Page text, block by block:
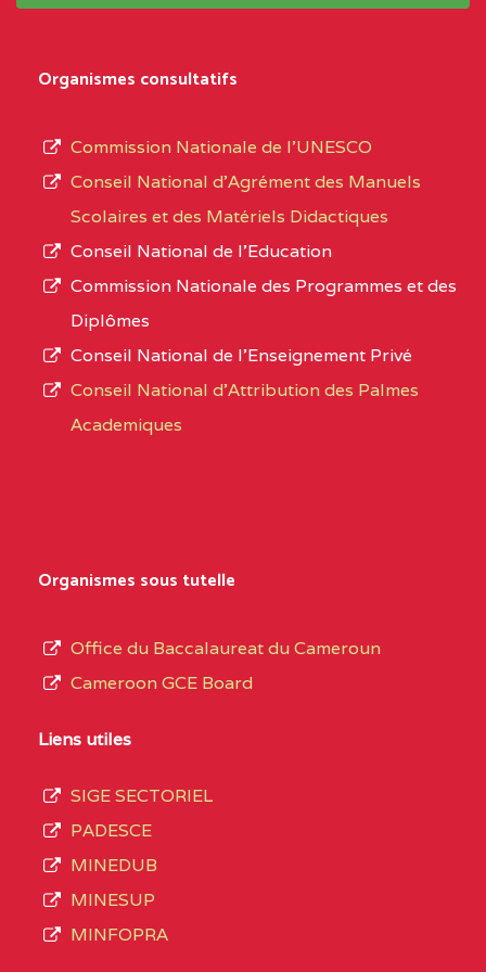
NORD
MERI
EXTREME-
NORD
CETIC DE LOULOU
0CN1TEFD101094115
EXTREME-
NORD
0EI1TEFD100495110
NORD
KOUSSERI
NORD
EXTREME-
NORD
type
L’offre
d’éducation
de
du
de
septembre
2020
compte
3408
Organismes consultatifs
Commission Nationale de l’UNESCO
Conseil National d’Agrément des Manuels
Scolaires et des Matériels Didactiques
Conseil National de l’Education
Commission Nationale des Programmes et des
Diplômes
Conseil National de l’Enseignement Privé
Conseil National d'Attribution des Palmes
Academiques
Organismes sous tutelle
Office du Baccalaureat du Cameroun
Cameroon GCE Board
Liens utiles
SIGE SECTORIEL
PADESCE
MINEDUB
MINESUP
MINFOPRA